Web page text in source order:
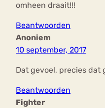
omheen draait!!!
Beantwoorden
Anoniem
10 september, 2017
Dat gevoel, precies dat
Beantwoorden
Fighter